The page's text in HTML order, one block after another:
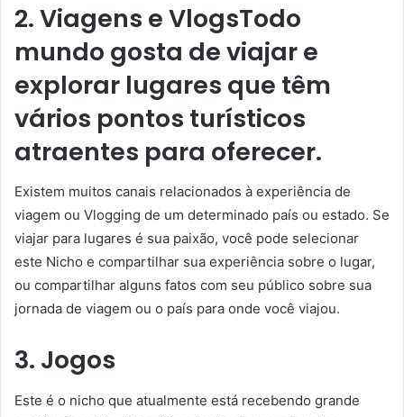
2. Viagens e VlogsTodo
mundo gosta de viajar e
explorar lugares que têm
vários pontos turísticos
atraentes para oferecer.
Existem muitos canais relacionados à experiência de
viagem ou Vlogging de um determinado país ou estado. Se
viajar para lugares é sua paixão, você pode selecionar
este Nicho e compartilhar sua experiência sobre o lugar,
ou compartilhar alguns fatos com seu público sobre sua
jornada de viagem ou o país para onde você viajou.
3. Jogos
Este é o nicho que atualmente está recebendo grande